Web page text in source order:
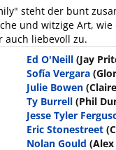
steht der bunt
und witzige Art,
auch liebevoll zu.
Ed O'Neill (Jay
Sofía Vergara
Julie Bowen
Ty Burrell (Phil
Jesse Tyler
Eric Stonestreet
Nolan Gould